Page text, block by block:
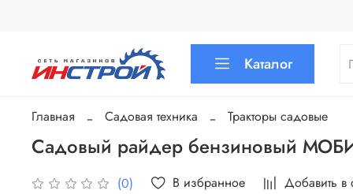
Каталог
Главная Садовая техника Тракторы садовые
Садовый райдер бензиновый
(0) В избранное Добавить в